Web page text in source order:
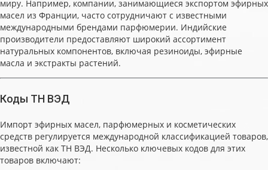
миру. Например, компании, занимающиеся экспортом эфирных
масел из Франции, часто сотрудничают с известными
международными брендами парфюмерии. Индийские
производители предоставляют широкий ассортимент
натуральных компонентов, включая резиноиды, эфирные
масла и экстракты растений.
Коды ТН ВЭД
Импорт эфирных масел, парфюмерных и косметических
средств регулируется международной классификацией товаров,
известной как ТН ВЭД. Несколько ключевых кодов для этих
товаров включают: